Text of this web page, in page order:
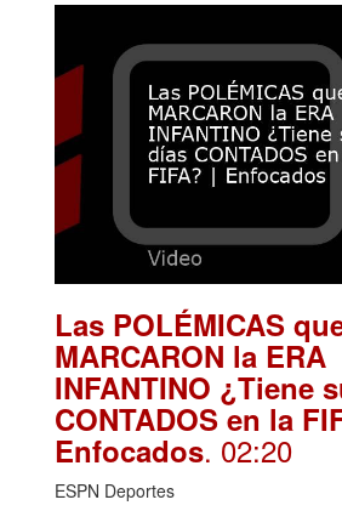
Las POLÉMICAS
MARCARON la ERA
INFANTINO ¿Tiene
CONTADOS en la
Enfocados. 02:20
ESPN Deportes